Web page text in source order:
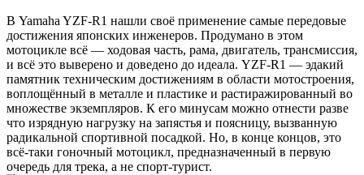
В Yamaha YZF-R1 нашли своё применение самые передовые
достижения японских инженеров. Продумано в этом
мотоцикле всё — ходовая часть, рама, двигатель, трансмиссия,
и всё это выверено и доведено до идеала. YZF-R1 — эдакий
памятник техническим достижениям в области мотостроения,
воплощённый в металле и пластике и растиражированный во
множестве экземпляров. К его минусам можно отнести разве
что изрядную нагрузку на запястья и поясницу, вызванную
радикальной спортивной посадкой. Но, в конце концов, это
всё-таки гоночный мотоцикл, предназначенный в первую
очередь для трека, а не спорт-турист.